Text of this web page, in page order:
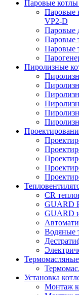
Паровые котлы
Паровые
VP2-D
Паровые
Паровые
Паровые
Пиролизные
CR
GUARD
GUARD
Водяные
Установка
Монтаж